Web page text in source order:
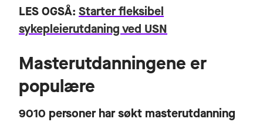
LES OGSÅ: Starter fleksibel
sykepleierutdaning ved USN
Masterutdanningene er
populære
9010 personer har søkt masterutdanning